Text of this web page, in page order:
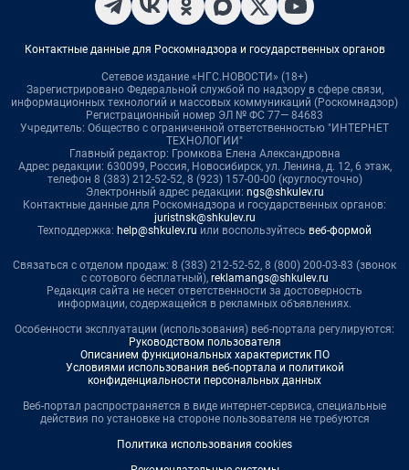
Контактные данные для Роскомнадзора и государственных органов
Сетевое издание «НГС.НОВОСТИ» (18+)
Зарегистрировано Федеральной службой по надзору в сфере связи,
информационных технологий и массовых коммуникаций (Роскомнадзор)
Регистрационный номер ЭЛ № ФС 77— 84683
Учредитель: Общество с ограниченной ответственностью "ИНТЕРНЕТ
ТЕХНОЛОГИИ"
Главный редактор: Громкова Елена Александровна
Адрес редакции: 630099, Россия, Новосибирск, ул. Ленина, д. 12, 6 этаж,
телефон 8 (383) 212-52-52, 8 (923) 157-00-00 (круглосуточно)
Электронный адрес редакции: ngs@shkulev.ru
Контактные данные для Роскомнадзора и государственных органов:
juristnsk@shkulev.ru
Техподдержка: help@shkulev.ru или воспользуйтесь веб-формой
Связаться с отделом продаж: 8 (383) 212-52-52, 8 (800) 200-03-83 (звонок
с сотового бесплатный), reklamangs@shkulev.ru
Редакция сайта не несет ответственности за достоверность
информации, содержащейся в рекламных объявлениях.
Особенности эксплуатации (использования) веб-портала регулируются:
Руководством пользователя
Описанием функциональных характеристик ПО
Условиями использования веб-портала и политикой
конфиденциальности персональных данных
Веб-портал распространяется в виде интернет-сервиса, специальные
действия по установке на стороне пользователя не требуются
Политика использования cookies